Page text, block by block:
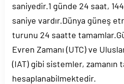
saniyedir.1 günde 24 saat,
saniye vardır.Dünya güneş
turunu 24 saatte
Evren Zamanı (UTC) ve
(IAT) gibi sistemler, zamanın
hesaplanabilmektedir.